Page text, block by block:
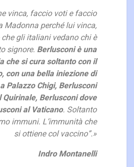
vinca, faccio voti e faccio
Madonna perché lui vinca,
gli italiani vedano chi è
signore. Berlusconi è una
che si cura soltanto con il
con una bella iniezione di
Palazzo Chigi, Berlusconi
Quirinale, Berlusconi dove
al Vaticano. Soltanto
immuni. L’immunità che
si ottiene col vaccino”.»
Indro Montanelli